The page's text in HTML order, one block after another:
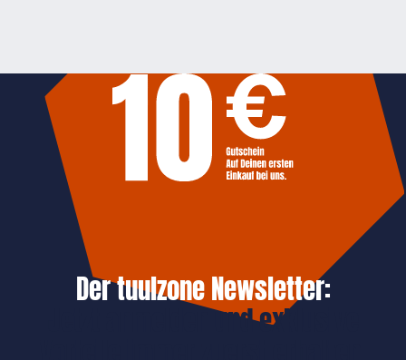
Der tuulzone Newsletter:
Jetzt anmelden und exklusive